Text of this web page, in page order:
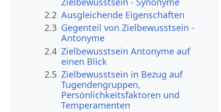
2.2 Ausgleichende Eigenschaften
2.3 Gegenteil von Zielbewusstsein -
Antonyme
2.4 Zielbewusstsein Antonyme auf
einen Blick
2.5 Zielbewusstsein in Bezug auf
Tugendengruppen,
Persönlichkeitsfaktoren und
Temperamenten